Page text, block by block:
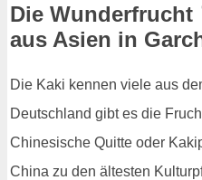
Die Wunderfrucht
aus Asien in
Die Kaki kennen viele aus
Deutschland gibt es die
Chinesische Quitte oder
China zu den ältesten